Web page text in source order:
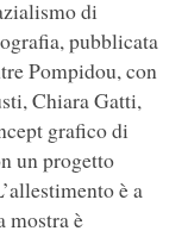
di
pubblicata
Pompidou, con
Chiara Gatti,
grafico di
un progetto
è a
mostra è